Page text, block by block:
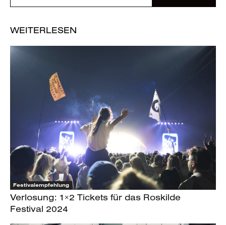
WEITERLESEN
Festivalempfehlung
Verlosung: 1×2 Tickets für das Roskilde
Festival 2024